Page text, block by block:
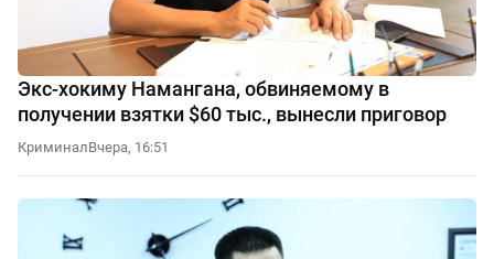
Экс-хокиму Намангана, обвиняемому в
получении взятки $60 тыс., вынесли приговор
КриминалВчера, 16:51